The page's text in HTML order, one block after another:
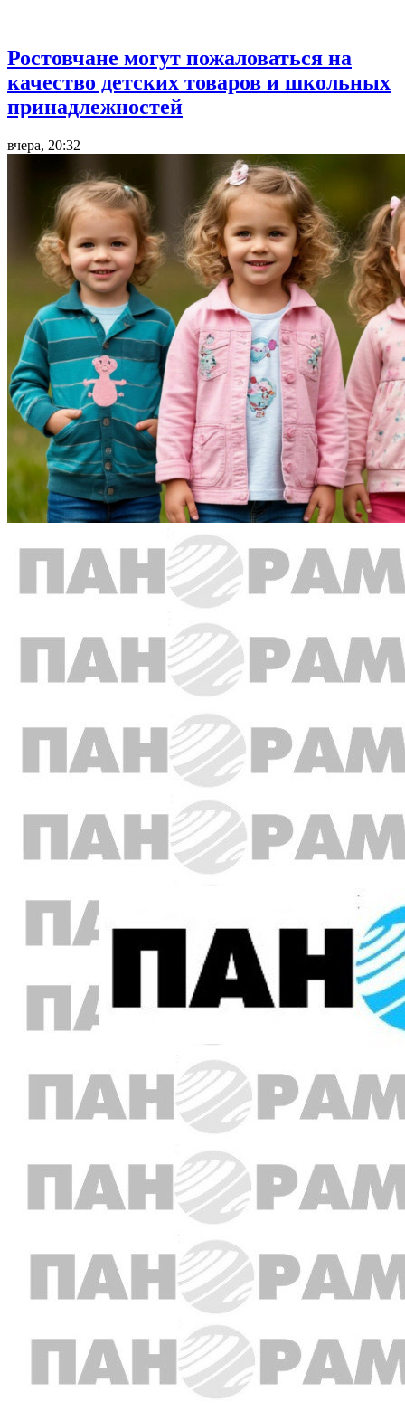
Ростовчане могут пожаловаться на
качество детских товаров и школьных
принадлежностей
вчера, 20:32